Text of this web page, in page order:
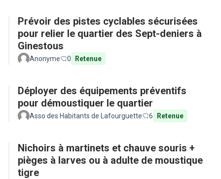
Prévoir des pistes cyclables sécurisées
pour relier le quartier des Sept-deniers à
Ginestous
Anonyme 0 Retenue
Déployer des équipements préventifs
pour démoustiquer le quartier
Asso des Habitants de Lafourguette 6 Retenue
Nichoirs à martinets et chauve souris +
pièges à larves ou à adulte de moustique
tigre